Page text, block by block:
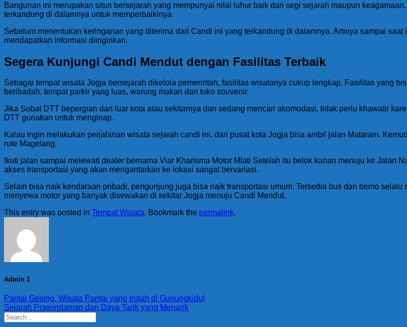
Bangunan ini merupakan situs bersejarah yang mempunyai nilai luhur baik dari segi sejarah maupun
terkandung di dalamnya untuk memperbaikinya.
Sebelum menentukan keringanan yang diterima dari Candi ini yang terkandung di dalamnya. Artinya sampai
mendapatkan informasi diinginkan.
Segera Kunjungi Candi Mendut dengan Fasilitas Terbaik
Sebagai tempat wisata Jogja bersejarah dikelola pemerintah, fasilitas wisatanya cukup lengkap. Fasilitas yang
beribadah, tempat parkir yang luas, warung makan dan toko souvenir.
Jika Sobat DTT bepergian dari luar kota atau sekitarnya dan sedang mencari akomodasi, tidak perlu khawatir
DTT gunakan untuk menginap.
Kalau ingin melakukan perjalanan wisata sejarah candi ini, dari pusat kota Jogja bisa ambil jalan Mataram.
rute Magelang.
Ikuti jalan sampai melewati dealer bernama Viar Kharisma Motor Mlati Setelah itu belok kanan menuju ke Jalan
akses transportasi yang akan mengantarkan ke lokasi sangat bervariasi.
Selain bisa naik kendaraan pribadi, pengunjung juga bisa naik transportasi umum. Tersedia bus dan bemo
menyewa motor yang banyak disewakan di sekitar Jogja menuju Candi Mendut.
This entry was posted in Tempat Wisata. Bookmark the permalink.
Admin 1
Pantai Gesing, Wisata Pantai yang Indah di Gunungkidul
Sejarah Prawirotaman dan Daya Tarik yang Menarik